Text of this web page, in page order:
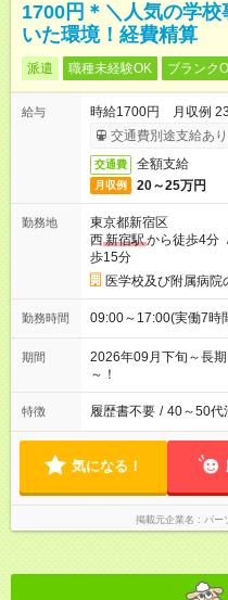
1700円＊＼人気の学
いた環境！経費精算
派遣 職種未経験OK ブランク
給与
時給1700円 月収例
交通費別途支給あり
交通費 全額支給
月収例 20～25万円
勤務地
東京都新宿区
西新宿駅から徒歩4分
歩15分
医学校及び附属病院
勤務時間 09:00～17:00(実働7
期間
2026年09月下旬～長
～！
特徴 履歴書不要 / 40～50代
気になる！
掲載元企業名 パー